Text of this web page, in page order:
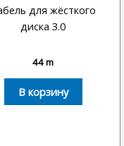
для жёсткого
диска 3.0
44m
В корзину